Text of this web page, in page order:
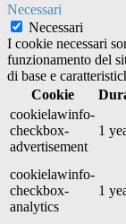
Necessari
Necessari
I cookie necessari
funzionamento del
di base e
Cookie
cookielawinfo-
checkbox-
advertisement
1
cookielawinfo-
checkbox-
analytics
1